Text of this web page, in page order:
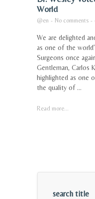
World
@en - No comments -
We are delighted
as one of the
Surgeons once
Gentleman, Carlos
highlighted as one
the quality of ...
Read more...
search title